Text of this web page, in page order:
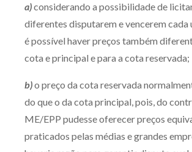
a)considerando a possibilidade de
diferentes disputarem e vencerem cada
é possível haver preços também
cota e principal e para a cota reservada;
b)o preço da cota reservada
do que o da cota principal, pois, do
ME/EPP pudesse oferecer preços
praticados pelas médias e grandes